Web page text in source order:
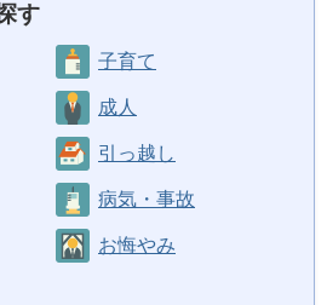
す
子育て
成人
引っ越し
病気・事故
お悔やみ